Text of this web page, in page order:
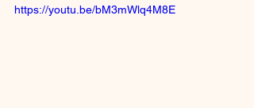
https://youtu.be/bM3mWlq4M8E